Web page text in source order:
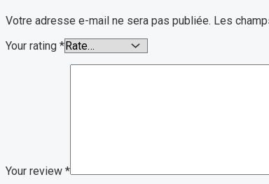
Votre adresse e-mail ne sera pas publiée. Les
Your rating *
Your review *